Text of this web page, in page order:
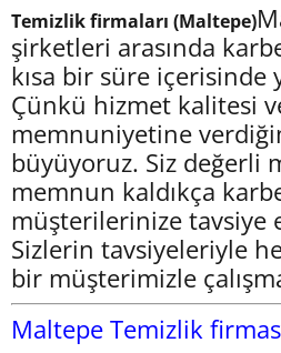
Temizlik firmaları (Maltepe)
şirketleri arasında
kısa bir süre içerisinde
Çünkü hizmet kalitesi
memnuniyetine
büyüyoruz. Siz değerli
memnun kaldıkça
müşterilerinize tavsiye
Sizlerin tavsiyeleriyle
bir müşterimizle
Maltepe Temizlik